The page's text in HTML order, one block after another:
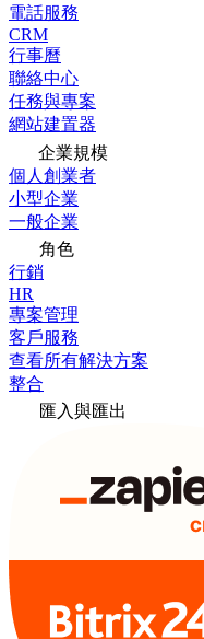
電話服務
CRM
行事曆
聯絡中心
任務與專案
網站建置器
企業規模
個人創業者
小型企業
一般企業
角色
行銷
HR
專案管理
客戶服務
查看所有解決方案
整合
匯入與匯出